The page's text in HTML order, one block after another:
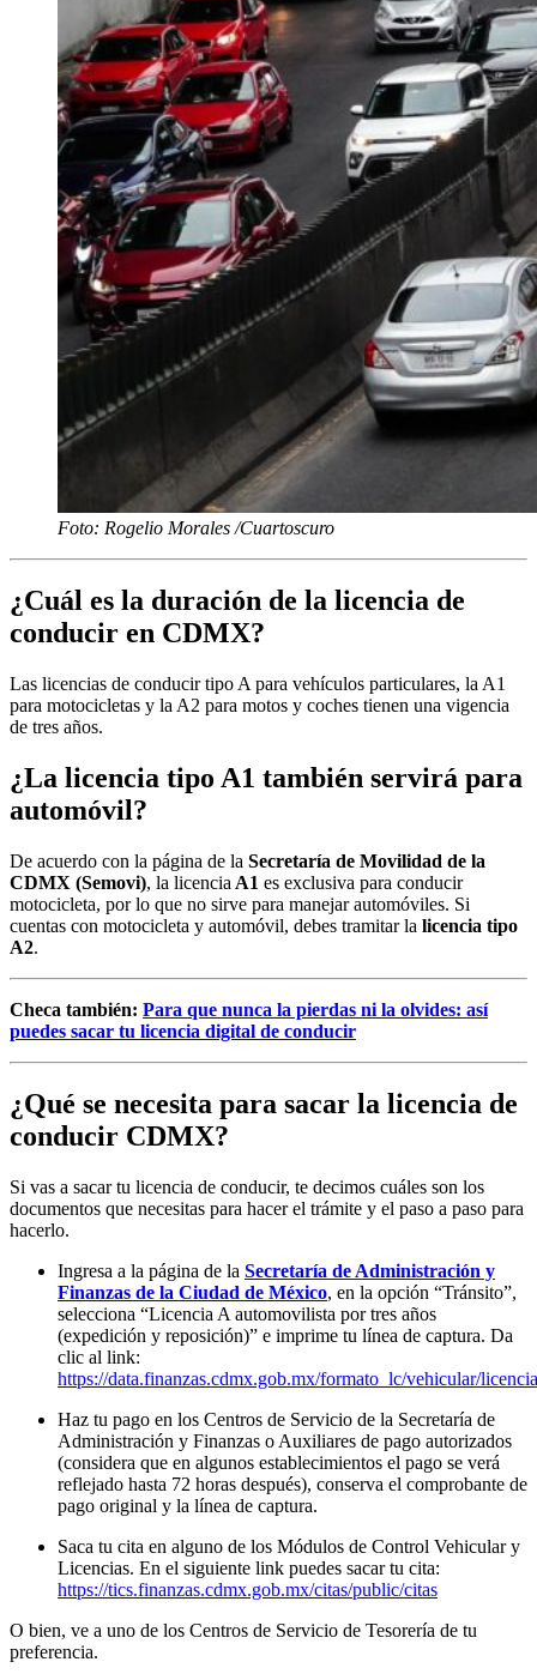
Foto: Rogelio Morales /Cuartoscuro
¿Cuál es la duración de la licencia de
conducir en CDMX?
Las licencias de conducir tipo A para vehículos particulares, la A1
para motocicletas y la A2 para motos y coches tienen una vigencia
de tres años.
¿La licencia tipo A1 también servirá para
automóvil?
De acuerdo con la página de la Secretaría de Movilidad de la
CDMX (Semovi), la licencia A1 es exclusiva para conducir
motocicleta, por lo que no sirve para manejar automóviles. Si
cuentas con motocicleta y automóvil, debes tramitar la licencia tipo
A2.
Checa también: Para que nunca la pierdas ni la olvides: así
puedes sacar tu licencia digital de conducir
¿Qué se necesita para sacar la licencia de
conducir CDMX?
Si vas a sacar tu licencia de conducir, te decimos cuáles son los
documentos que necesitas para hacer el trámite y el paso a paso para
hacerlo.
Ingresa a la página de la Secretaría de Administración y
Finanzas de la Ciudad de México, en la opción “Tránsito”,
selecciona “Licencia A automovilista por tres años
(expedición y reposición)” e imprime tu línea de captura. Da
clic al link:
https://data.finanzas.cdmx.gob.mx/formato_lc/vehicular/
Haz tu pago en los Centros de Servicio de la Secretaría de
Administración y Finanzas o Auxiliares de pago autorizados
(considera que en algunos establecimientos el pago se verá
reflejado hasta 72 horas después), conserva el comprobante de
pago original y la línea de captura.
Saca tu cita en alguno de los Módulos de Control Vehicular y
Licencias. En el siguiente link puedes sacar tu cita:
https://tics.finanzas.cdmx.gob.mx/citas/public/citas
O bien, ve a uno de los Centros de Servicio de Tesorería de tu
preferencia.